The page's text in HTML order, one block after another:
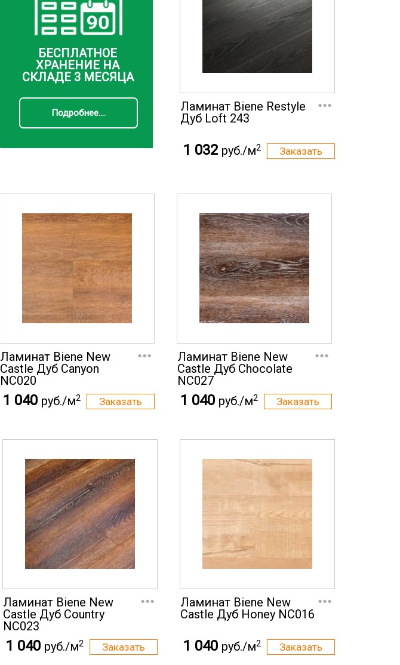
БЕСПЛАТНОЕ
ХРАНЕНИЕ НА
СКЛАДЕ 3 МЕСЯЦА
Подробнее....
Ламинат Biene Restyle
Дуб Loft 243
...
1 032 руб./м2
Ламинат Biene New
Castle Дуб Canyon
NC020
...
1 040 руб./м2
Ламинат Biene New
Castle Дуб Chocolate
NC027
...
1 040 руб./м2
Ламинат Biene New
Castle Дуб Country
NC023
...
1 040 руб./м2
Ламинат Biene New
Castle Дуб Honey NC016
...
1 040 руб./м2